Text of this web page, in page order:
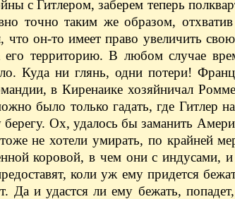
с Гитлером, заберем теперь
точно таким же образом,
что он-то имеет право увеличить
его территорию. В любом случае
Куда ни глянь, одни потери!
в Киренаике хозяйничал
было только гадать, где Гитлер
берегу. Ох, удалось бы заманить
тоже не хотели умирать, по крайней
коровой, в чем они с
коли уж ему придется
Да и удастся ли ему бежать,